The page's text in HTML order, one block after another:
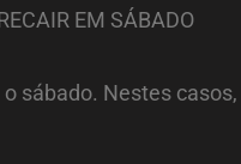
EM SÁBADO
sábado. Nestes